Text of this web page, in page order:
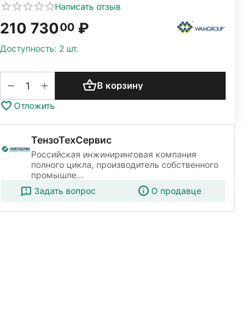
Написать отзыв
210 73000 ₽
Доступность: 2 шт.
+
− В корзину
Отложить
ТензоТехСервис
Российская инжиниринговая компания
полного цикла, производитель собственного
промышле...
Задать вопрос
О продавце